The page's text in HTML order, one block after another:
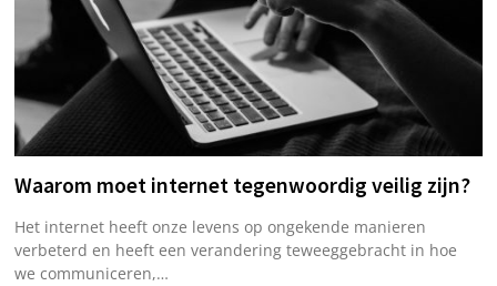
Waarom moet internet tegenwoordig veilig zijn?
Het internet heeft onze levens op ongekende manieren
verbeterd en heeft een verandering teweeggebracht in hoe
we communiceren,…